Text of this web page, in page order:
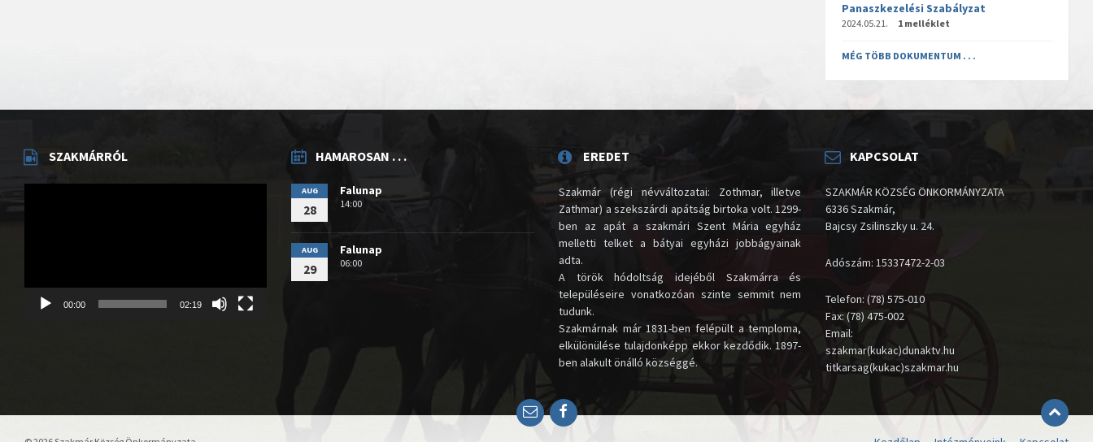
Panaszkezelési Szabályzat
2024.05.21. 1 melléklet
MÉG TÖBB DOKUMENTUM . . .
SZAKMÁRRÓL
00:00 02:19
HAMAROSAN . . .
AUG
28
Falunap
14:00
AUG
29
Falunap
06:00
EREDET
Szakmár (régi névváltozatai: Zothmar, illetve
Zathmar) a szekszárdi apátság birtoka volt. 1299-
ben az apát a szakmári Szent Mária egyház
melletti telket a bátyai egyházi jobbágyainak
adta.
A török hódoltság idejéből Szakmárra és
településeire vonatkozóan szinte semmit nem
tudunk.
Szakmárnak már 1831-ben felépült a temploma,
elkülönülése tulajdonképp ekkor kezdődik. 1897-
ben alakult önálló községgé.
KAPCSOLAT
SZAKMÁR KÖZSÉG ÖNKORMÁNYZATA
6336 Szakmár,
Bajcsy Zsilinszky u. 24.
Adószám: 15337472-2-03
Telefon: (78) 575-010
Fax: (78) 475-002
Email:
szakmar(kukac)dunaktv.hu
titkarsag(kukac)szakmar.hu
EmailFacebook